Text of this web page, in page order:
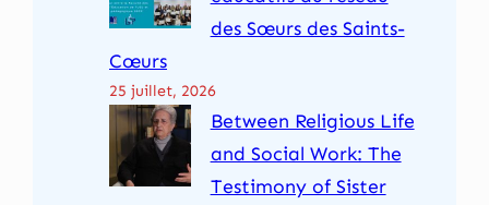
des Sœurs des Saints-
Cœurs
25 juillet, 2026
Between Religious Life
and Social Work: The
Testimony of Sister